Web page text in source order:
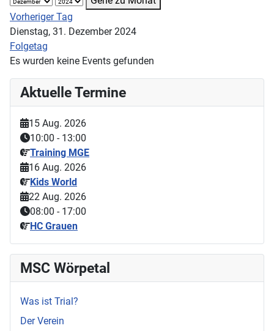
Vorheriger Tag
Dienstag, 31. Dezember 2024
Folgetag
Es wurden keine Events gefunden
Aktuelle Termine
15 Aug. 2026
10:00 - 13:00
Training MGE
16 Aug. 2026
Kids World
22 Aug. 2026
08:00 - 17:00
HC Grauen
MSC Wörpetal
Was ist Trial?
Der Verein